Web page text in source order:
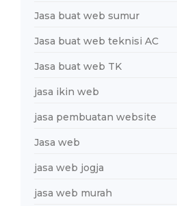
Jasa buat web sumur
Jasa buat web teknisi AC
Jasa buat web TK
jasa ikin web
jasa pembuatan website
Jasa web
jasa web jogja
jasa web murah